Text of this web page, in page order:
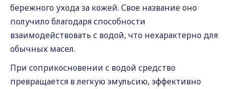
бережного ухода за кожей. Свое название оно
получило благодаря способности
взаимодействовать с водой, что нехарактерно для
обычных масел.
При соприкосновении с водой средство
превращается в легкую эмульсию, эффективно